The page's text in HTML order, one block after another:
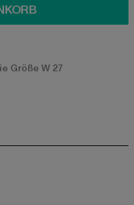
Größe W 27